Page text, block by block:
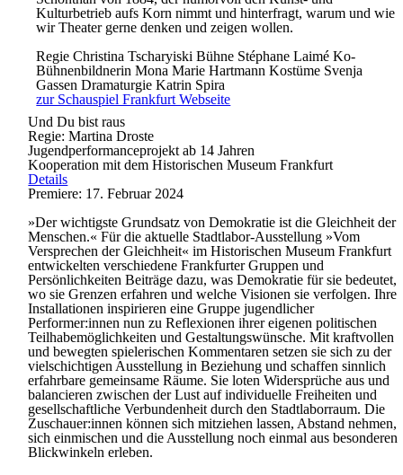
Kulturbetrieb aufs Korn nimmt und hinterfragt, warum und wie
wir Theater gerne denken und zeigen wollen.
Regie Christina TscharyiskiBühne Stéphane LaiméKo-
Bühnenbildnerin Mona Marie HartmannKostüme Svenja
GassenDramaturgie Katrin Spira
zur Schauspiel Frankfurt Webseite
Und Du bist raus
Regie: Martina Droste
Jugendperformanceprojekt ab 14 Jahren
Kooperation mit dem Historischen Museum Frankfurt
Details
Premiere: 17. Februar 2024
»Der wichtigste Grundsatz von Demokratie ist die Gleichheit der
Menschen.« Für die aktuelle Stadtlabor-Ausstellung »Vom
Versprechen der Gleichheit« im Historischen Museum Frankfurt
entwickelten verschiedene Frankfurter Gruppen und
Persönlichkeiten Beiträge dazu, was Demokratie für sie bedeutet,
wo sie Grenzen erfahren und welche Visionen sie verfolgen. Ihre
Installationen inspirieren eine Gruppe jugendlicher
Performer:innen nun zu Reflexionen ihrer eigenen politischen
Teilhabemöglichkeiten und Gestaltungswünsche. Mit kraftvollen
und bewegten spielerischen Kommentaren setzen sie sich zu der
vielschichtigen Ausstellung in Beziehung und schaffen sinnlich
erfahrbare gemeinsame Räume. Sie loten Widersprüche aus und
balancieren zwischen der Lust auf individuelle Freiheiten und
gesellschaftliche Verbundenheit durch den Stadtlaborraum. Die
Zuschauer:innen können sich mitziehen lassen, Abstand nehmen,
sich einmischen und die Ausstellung noch einmal aus besonderen
Blickwinkeln erleben.